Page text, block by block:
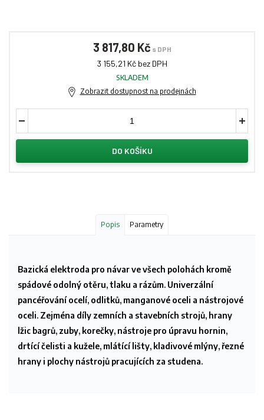
3 817,80 Kč s DPH
3 155,21 Kč bez DPH
SKLADEM
Zobrazit dostupnost na prodejnách
DO KOŠÍKU
Popis Parametry
Bazická elektroda pro návar ve všech polohách kromě
spádové odolný otěru, tlaku a rázům. Univerzální
pancéřování ocelí, odlitků, manganové oceli a nástrojové
oceli. Zejména díly zemních a stavebních strojů, hrany
lžic bagrů, zuby, korečky, nástroje pro úpravu hornin,
drtící čelisti a kužele, mlátící lišty, kladivové mlýny, řezné
hrany i plochy nástrojů pracujících za studena.